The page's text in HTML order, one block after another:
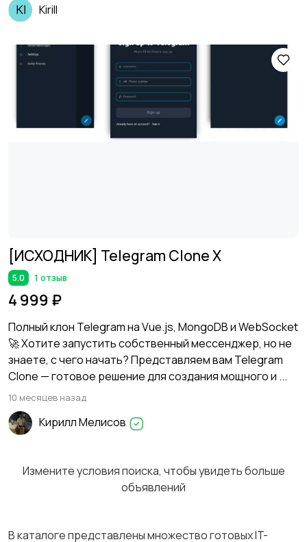
Kirill
[ИСХОДНИК] Telegram Clone X
5.0 1 отзыв
4 999 ₽
Полный клон Telegram на Vue.js, MongoDB и WebSocket
🚀 Хотите запустить собственный мессенджер, но не
знаете, с чего начать? Представляем вам Telegram
Clone — готовое решение для создания мощного и ...
10 месяцев назад
Кирилл Мелисов
Измените условия поиска, чтобы увидеть больше
объявлений
В каталоге представлены множество готовых IT-